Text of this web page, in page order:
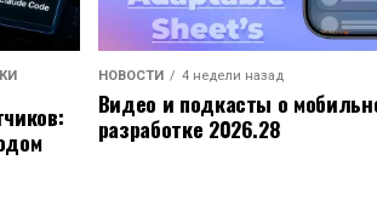
НОВОСТИ 4 недели назад
Видео и подкасты о
разработке 2026.28